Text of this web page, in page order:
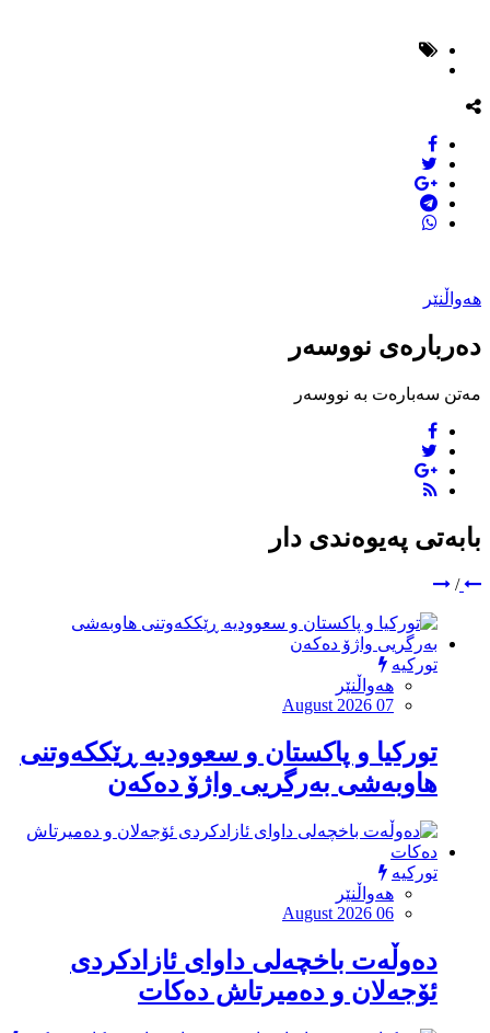
هەواڵنێر
دەربارەی نووسەر
مەتن سەبارەت بە نووسەر
بابەتی پەیوەندی دار
/
تورکیە
هەواڵنێر
August 2026 07
تورکیا و پاکستان و سعوودیە ڕێککەوتنی
هاوبەشی بەرگریی واژۆ دەکەن
تورکیە
هەواڵنێر
August 2026 06
دەوڵەت باخچەلی داوای ئازادکردی
ئۆجەلان و دەمیرتاش دەکات